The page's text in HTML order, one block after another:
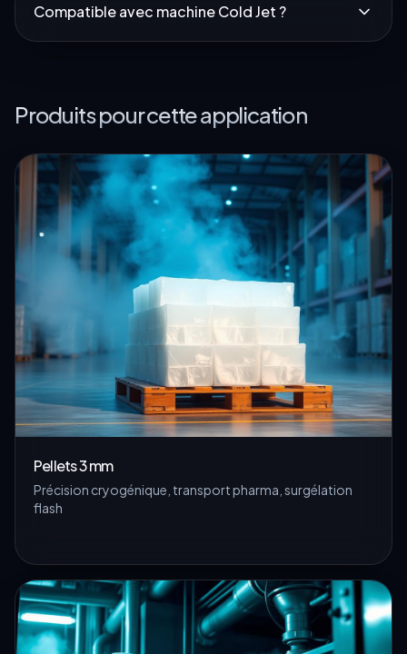
Compatible avec machine Cold Jet ?
Produits pour cette application
Pellets 3 mm
Précision cryogénique, transport pharma, surgélation
flash